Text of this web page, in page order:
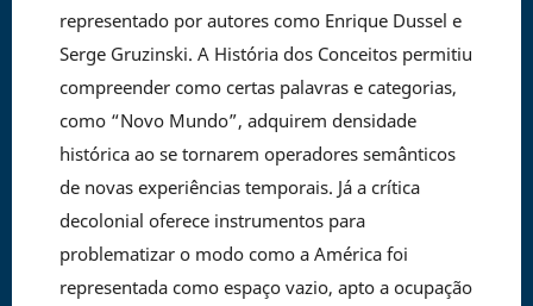
representado por autores como Enrique Dussel e
Serge Gruzinski. A História dos Conceitos permitiu
compreender como certas palavras e categorias,
como “Novo Mundo”, adquirem densidade
histórica ao se tornarem operadores semânticos
de novas experiências temporais. Já a crítica
decolonial oferece instrumentos para
problematizar o modo como a América foi
representada como espaço vazio, apto a ocupação